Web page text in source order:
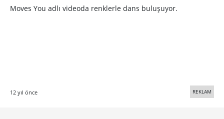
Moves You adlı videoda renklerle dans buluşuyor.
12 yıl önce REKLAM